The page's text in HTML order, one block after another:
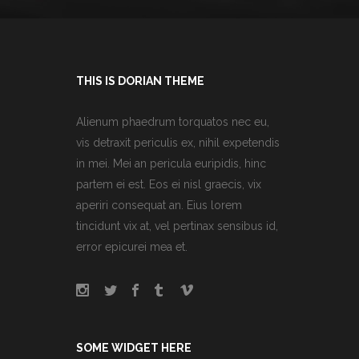
THIS IS DORIAN THEME
Alienum phaedrum torquatos nec eu,
vis detraxit periculis ex, nihil expetendis
in mei. Mei an pericula euripidis, hinc
partem ei est. Eos ei nisl graecis, vix
aperiri consequat an. Eius lorem
tincidunt vix at, vel pertinax sensibus id,
error epicurei mea et.
SOME WIDGET HERE